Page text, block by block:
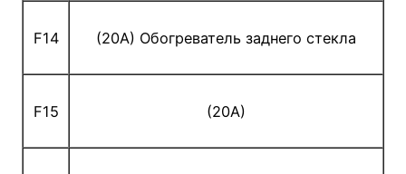
F14 (20A) Обогреватель заднего стекла
F15 (20A)